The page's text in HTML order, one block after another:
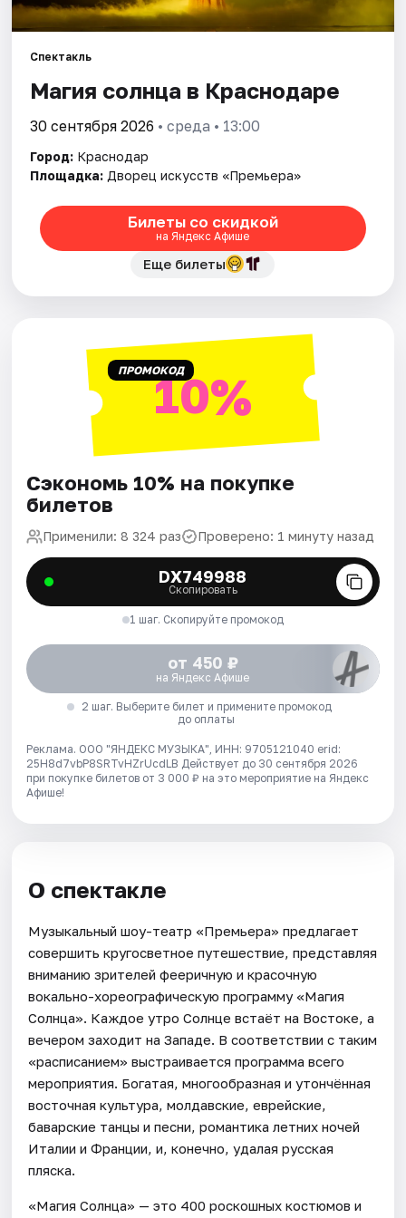
Площадки
Артисты
Рейтинги
Спектакль
Магия солнца в Краснодаре
30 сентября 2026 • среда • 13:00
Город: Краснодар
Площадка: Дворец искусств «Премьера»
Билеты со скидкой
на Яндекс Афише
Еще билеты
ПРОМОКОД10%
Сэкономь 10% на покупке
билетов
Применили: 8 324 раз Проверено: 1 минуту назад
DX749988
Скопировать
1 шаг. Скопируйте промокод
от 450 ₽
на Яндекс Афише
2 шаг. Выберите билет и примените промокод
до оплаты
Реклама. ООО "ЯНДЕКС МУЗЫКА", ИНН: 9705121040 erid:
25H8d7vbP8SRTvHZrUcdLB Действует до 30 сентября 2026
при покупке билетов от 3 000 ₽ на это мероприятие на Яндекс
Афише!
О спектакле
Музыкальный шоу-театр «Премьера» предлагает
совершить кругосветное путешествие, представляя
вниманию зрителей фееричную и красочную
вокально-хореографическую программу «Магия
Солнца». Каждое утро Солнце встаёт на Востоке, а
вечером заходит на Западе. В соответствии с таким
«расписанием» выстраивается программа всего
мероприятия. Богатая, многообразная и утончённая
восточная культура, молдавские, еврейские,
баварские танцы и песни, романтика летних ночей
Италии и Франции, и, конечно, удалая русская
пляска.
«Магия Солнца» — это 400 роскошных костюмов и